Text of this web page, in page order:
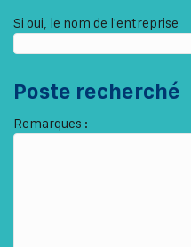
Si oui, le nom de l'entreprise
Poste recherché
Remarques :